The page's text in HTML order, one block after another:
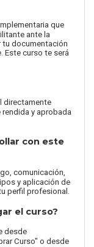
que
ante la
tu documentación
Este curso te será
directamente
y aprobada
con este
comunicación,
y aplicación de
perfil profesional.
el curso?
desde
Curso" o desde